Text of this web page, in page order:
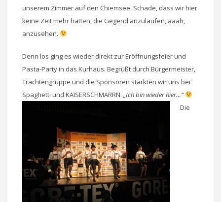
unserem Zimmer auf den Chiemsee. Schade, dass wir hier
keine Zeit mehr hatten, die Gegend anzulaufen, äääh,
anzusehen.
Denn los ging es wieder direkt zur Eröffnungsfeier und
Pasta-Party in das Kurhaus. Begrüßt durch Bürgermeister,
Trachtengruppe und die Sponsoren stärkten wir uns bei
Spaghetti und KAISERSCHMARRN. „Ich bin wieder hier…“
Die